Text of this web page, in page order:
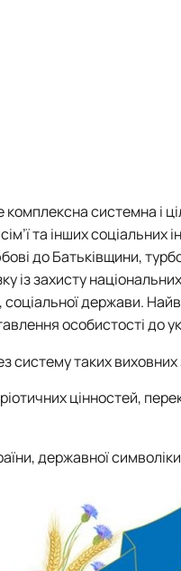
системна і
та інших
до Батьківщини,
захисту
держави.
особистості до
систему таких
цінностей,
державної